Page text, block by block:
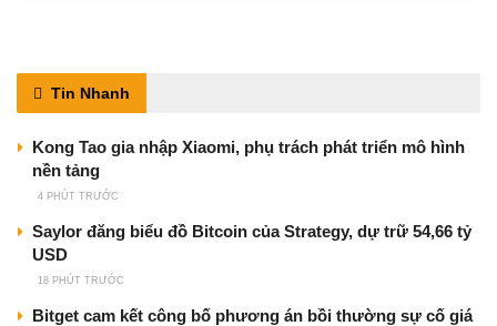
Tin Nhanh
Kong Tao gia nhập Xiaomi, phụ trách phát triển mô hình
nền tảng
4 PHÚT TRƯỚC
Saylor đăng biểu đồ Bitcoin của Strategy, dự trữ 54,66 tỷ
USD
18 PHÚT TRƯỚC
Bitget cam kết công bố phương án bồi thường sự cố giá